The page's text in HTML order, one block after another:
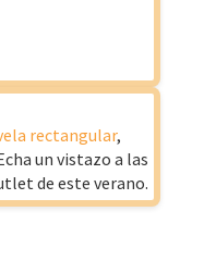
rectangular,
un vistazo a las
de este verano.